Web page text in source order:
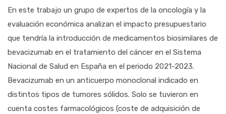
En este trabajo un grupo de expertos de la oncología y la
evaluación económica analizan el impacto presupuestario
que tendría la introducción de medicamentos biosimilares de
bevacizumab en el tratamiento del cáncer en el Sistema
Nacional de Salud en España en el periodo 2021-2023.
Bevacizumab en un anticuerpo monoclonal indicado en
distintos tipos de tumores sólidos. Solo se tuvieron en
cuenta costes farmacológicos (coste de adquisición de